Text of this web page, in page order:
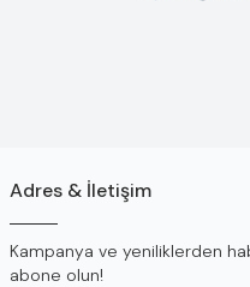
Adres & İletişim
Kampanya ve yeniliklerden
abone olun!